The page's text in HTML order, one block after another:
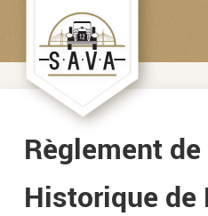
Règlement
Historique de